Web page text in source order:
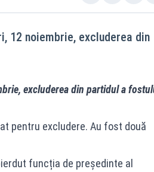
12 noiembrie, excluderea din
excluderea din partidul a
pentru excludere. Au fost două
funcția de președinte al